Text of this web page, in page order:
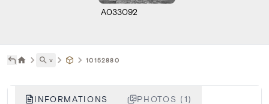
A033092
˅ 10152880
INFORMATIONS PHOTOS (1)